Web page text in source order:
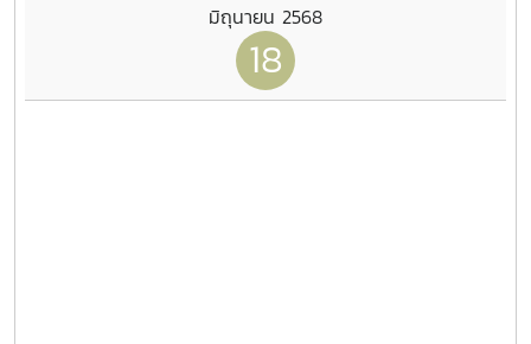
มิถุนายน 2568
18